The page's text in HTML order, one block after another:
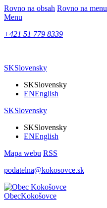
Rovno na obsah Rovno na menu
Menu
+421 51 779 8339
SKSlovensky
SKSlovensky
ENEnglish
SKSlovensky
SKSlovensky
ENEnglish
Mapa webu RSS
podatelna@kokosovce.sk
ObecKokošovce